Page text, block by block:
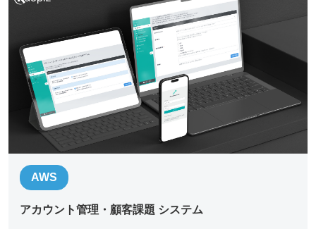
AWS
アカウント管理・顧客課題 システム